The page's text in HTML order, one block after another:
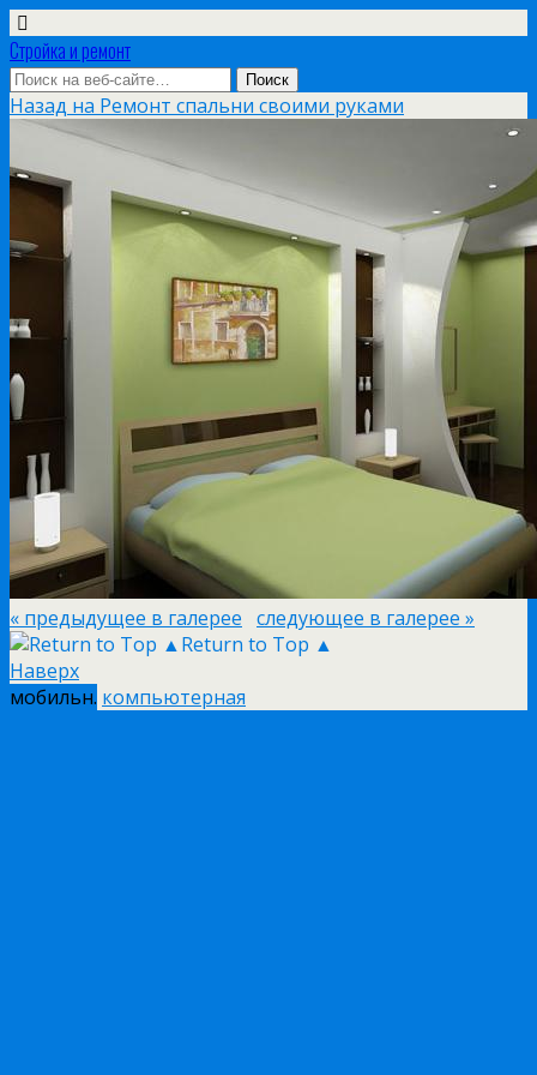
Стройка и ремонт
Назад на Ремонт спальни своими руками
« предыдущее в галерее следующее в галерее »
Return to Top ▲
Наверх
мобильн. компьютерная